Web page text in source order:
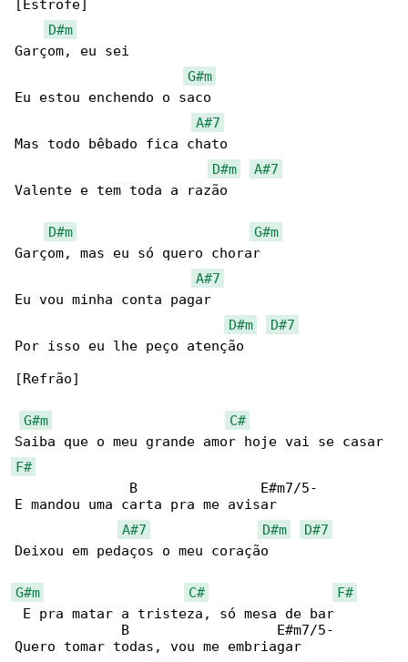
[Estrofe]
D#m
Garçom, eu sei
G#m
Eu estou enchendo o saco
A#7
Mas todo bêbado fica chato
D#m
A#7
Valente e tem toda a razão
D#m
G#m
Garçom, mas eu só quero chorar
A#7
Eu vou minha conta pagar
D#m
D#7
Por isso eu lhe peço atenção
[Refrão]
G#m
C#
F#
              B               E#m7/5-
E mandou uma carta pra me avisar
A#7
D#m
D#7
Deixou em pedaços o meu coração
G#m C#
F#
E pra matar a tristeza, só mesa de bar
             B                  E#m7/5-
Quero tomar todas, vou me embriagar